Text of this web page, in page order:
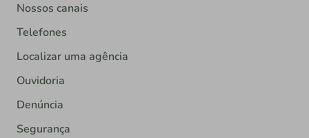
Nossos canais
Telefones
Localizar uma agência
Ouvidoria
Denúncia
Segurança